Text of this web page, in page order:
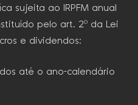
sujeita ao IRPFM anual
pelo art. 2º da Lei
e dividendos:
até o ano-calendário